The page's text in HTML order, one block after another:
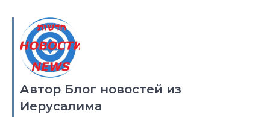
Автор Блог новостей из
Иерусалима